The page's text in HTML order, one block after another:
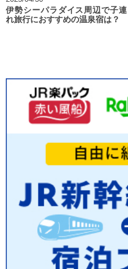
伊勢シーパラダイス周辺で子連
れ旅行におすすめの温泉宿は？